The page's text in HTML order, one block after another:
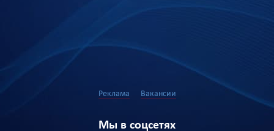
Реклама Вакансии
Мы в соцсетях